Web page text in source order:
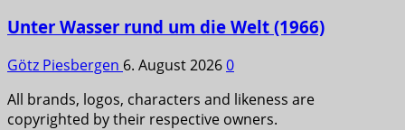
Unter Wasser rund um die Welt (1966)
Götz Piesbergen 6. August 20260
All brands, logos, characters and likeness are
copyrighted by their respective owners.